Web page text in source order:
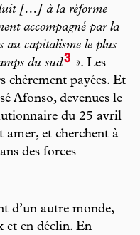
[…] à la réforme
accompagné par la
au capitalisme le plus
du sud3 ». Les
chèrement payées. Et
Afonso, devenues le
du 25 avril
amer, et cherchent à
des forces
d’un autre monde,
et en déclin. En